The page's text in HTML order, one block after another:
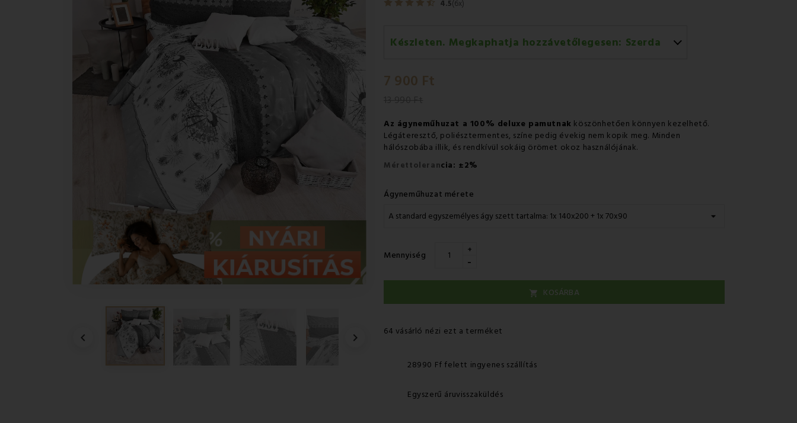
 
4.5(6x)
Készleten. Megkaphatja hozzávetőlegesen: Szerda
Csütörtök 13.08
7 900 Ft
Az ágyneműhuzat a 100% deluxe pamutnak köszönhetően könnyen kezelhető.
Légáteresztő, poliésztermentes, színe pedig évekig nem kopik meg. Minden
hálószobába illik, és rendkívül sokáig örömet okoz használójának.
Mérettolerancia: ±2%
Ágyneműhuzat mérete
Mennyiség +
-
 KOSÁRBA
64 vásárló nézi ezt a terméket
28990 Ff felett ingyenes szállítás
Egyszerű áruvisszaküldés